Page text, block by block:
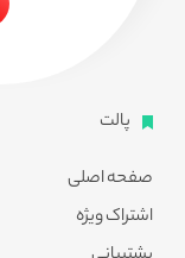
پالت
صفحه اصلی
اشتراک ویژه